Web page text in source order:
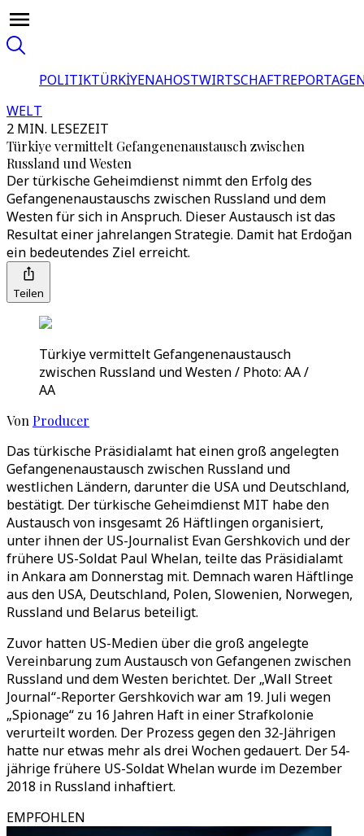
POLITIKTÜRKİYENAHOSTWIRTSCHAFT
WELT
2 MIN. LESEZEIT
Türkiye vermittelt Gefangenenaustausch zwischen
Russland und Westen
Der türkische Geheimdienst nimmt den Erfolg des
Gefangenenaustauschs zwischen Russland und dem
Westen für sich in Anspruch. Dieser Austausch ist das
Resultat einer jahrelangen Strategie. Damit hat Erdoğan
ein bedeutendes Ziel erreicht.
Teilen
Türkiye vermittelt Gefangenenaustausch
zwischen Russland und Westen / Photo: AA /
AA
Von Producer
Das türkische Präsidialamt hat einen groß angelegten
Gefangenenaustausch zwischen Russland und
westlichen Ländern, darunter die USA und Deutschland,
bestätigt. Der türkische Geheimdienst MIT habe den
Austausch von insgesamt 26 Häftlingen organisiert,
unter ihnen der US-Journalist Evan Gershkovich und der
frühere US-Soldat Paul Whelan, teilte das Präsidialamt
in Ankara am Donnerstag mit. Demnach waren Häftlinge
aus den USA, Deutschland, Polen, Slowenien, Norwegen,
Russland und Belarus beteiligt.
Zuvor hatten US-Medien über die groß angelegte
Vereinbarung zum Austausch von Gefangenen zwischen
Russland und dem Westen berichtet. Der „Wall Street
Journal“-Reporter Gershkovich war am 19. Juli wegen
„Spionage“ zu 16 Jahren Haft in einer Strafkolonie
verurteilt worden. Der Prozess gegen den 32-Jährigen
hatte nur etwas mehr als drei Wochen gedauert. Der 54-
jährige frühere US-Soldat Whelan wurde im Dezember
2018 in Russland inhaftiert.
EMPFOHLEN